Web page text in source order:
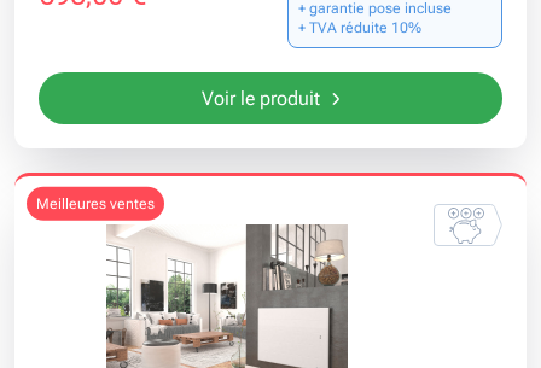
+ garantie pose incluse
+ TVA réduite 10%
Voir le produit
meilleures ventes